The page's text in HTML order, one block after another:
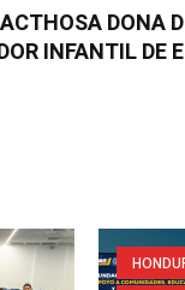
DONA
INFANTIL DE